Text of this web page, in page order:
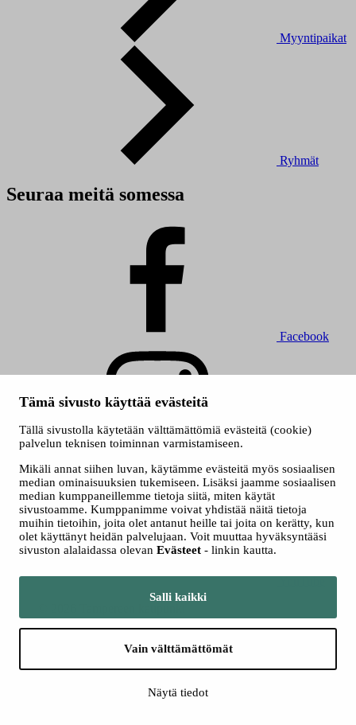
Tämä sivusto käyttää evästeitä
Tällä sivustolla käytetään välttämättömiä evästeitä (cookie)
palvelun teknisen toiminnan varmistamiseen.
Mikäli annat siihen luvan, käytämme evästeitä myös sosiaalisen
median ominaisuuksien tukemiseen. Lisäksi jaamme sosiaalisen
median kumppaneillemme tietoja siitä, miten käytät
sivustoamme. Kumppanimme voivat yhdistää näitä tietoja
muihin tietoihin, joita olet antanut heille tai joita on kerätty, kun
olet käyttänyt heidän palvelujaan. Voit muuttaa hyväksyntääsi
sivuston alalaidassa olevan Evästeet - linkin kautta.
Salli kaikki
Vain välttämättömät
Näytä tiedot
Myyntipaikat
Ryhmät
Seuraa meitä somessa
Facebook
Saavutettavuusseloste
Opas Online (Orkesterille)